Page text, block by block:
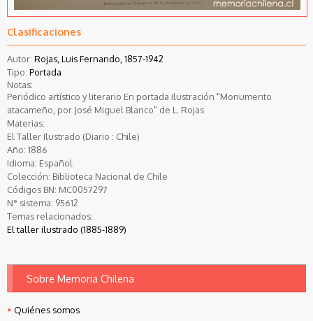
Clasificaciones
Autor: Rojas, Luis Fernando, 1857-1942
Tipo: Portada
Notas:
Periódico artístico y literario En portada ilustración "Monumento
atacameño, por José Miguel Blanco" de L. Rojas
Materias:
El Taller Ilustrado (Diario : Chile)
Año: 1886
Idioma: Español
Colección: Biblioteca Nacional de Chile
Códigos BN: MC0057297
N° sistema: 95612
Temas relacionados:
El taller ilustrado (1885-1889)
Sobre Memoria Chilena
Quiénes somos